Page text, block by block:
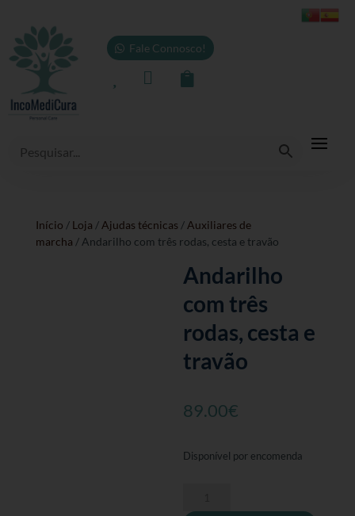
Fale Connosco!
 
Início / Loja /Ajudas técnicas /Auxiliares de
marcha / Andarilho com três rodas, cesta e travão
Andarilho
com três
rodas, cesta e
travão
89.00€
Disponível por encomenda
de